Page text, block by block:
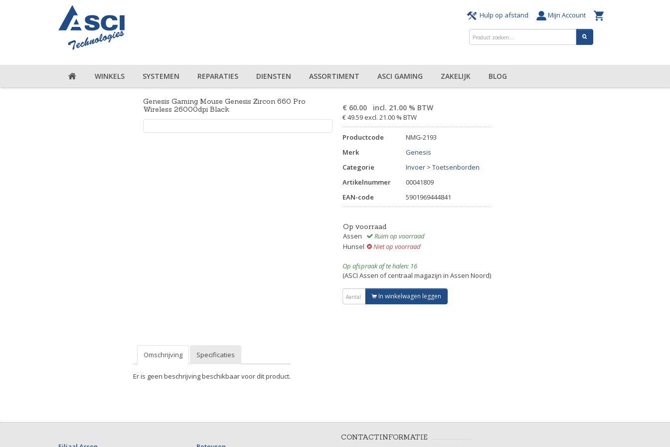
Hulp op afstand Mijn Account
WINKELS SYSTEMEN REPARATIES DIENSTEN ASSORTIMENT ASCI GAMING ZAKELIJK BLOG
Genesis Gaming Mouse Genesis Zircon 660 Pro
Wireless 26000dpi Black
€ 60.00 incl. 21.00 % BTW
€ 49.59 excl. 21.00 % BTW
Productcode
NMG-2193
Merk
Genesis
Categorie
Invoer > Toetsenborden
Artikelnummer
00041809
EAN-code
5901969444841
Op voorraad
Assen
Ruim op voorraad
Hunsel
Niet op voorraad
Op afspraak af te halen: 16
(ASCI Assen of centraal magazijn in Assen Noord)
In winkelwagen leggen
Omschrijving Specificaties
Er is geen beschrijving beschikbaar voor dit product.
CONTACTINFORMATIE